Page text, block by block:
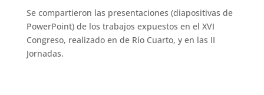
Se compartieron las presentaciones (diapositivas de
PowerPoint) de los trabajos expuestos en el XVI
Congreso, realizado en de Río Cuarto, y en las II
Jornadas.